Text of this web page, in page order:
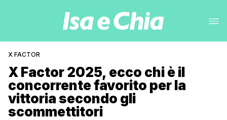
X FACTOR
X Factor 2025, ecco chi è il
concorrente favorito per la
vittoria secondo gli
scommettitori